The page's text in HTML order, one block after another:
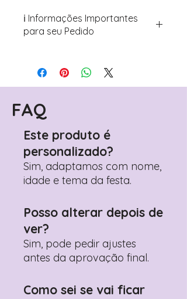
ℹ️ Informações Importantes
para seu Pedido
Avance para a página de checkout
(próximo passo após o carrinho)
Encontre o campo de "Notas do
Pedido"
Adicione ali todos os detalhes de
Prefere fazer seu pedido pelo
WhatsApp? Clique aqui para nos
contactar: +351 960 119 353
FAQ
Este produto é
personalizado?
Sim, adaptamos com nome,
idade e tema da festa.
Posso alterar depois de
ver?
Sim, pode pedir ajustes
antes da aprovação final.
Como sei se vai ficar